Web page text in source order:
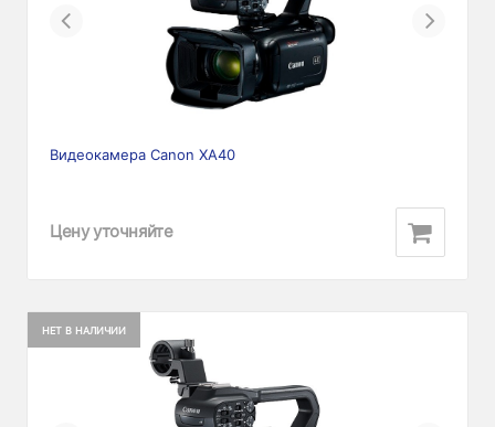
Previous Next
Видеокамера Canon XA40
Цену уточняйте
НЕТ В НАЛИЧИИ